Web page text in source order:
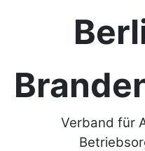
Verband für